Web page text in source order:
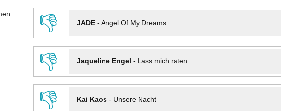
👎
JADE- Angel Of My Dreams
👎
Jaqueline Engel - Lass mich raten
👎
Kai Kaos- Unsere Nacht